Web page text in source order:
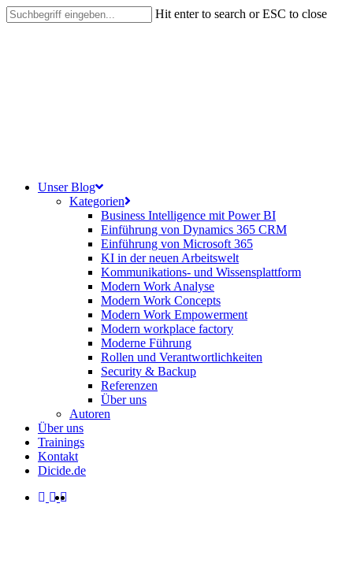
Skip
to
Hit enter to search or ESC to close
search
Menu
Unser Blog
Kategorien
Business Intelligence mit Power BI
Einführung von Dynamics 365 CRM
Einführung von Microsoft 365
KI in der neuen Arbeitswelt
Kommunikations- und Wissensplattform
Modern Work Analyse
Modern Work Concepts
Modern Work Empowerment
Modern workplace factory
Moderne Führung
Rollen und Verantwortlichkeiten
Security & Backup
Referenzen
Über uns
Autoren
Über uns
Trainings
Kontakt
Dicide.de
facebook
linkedin
instagram